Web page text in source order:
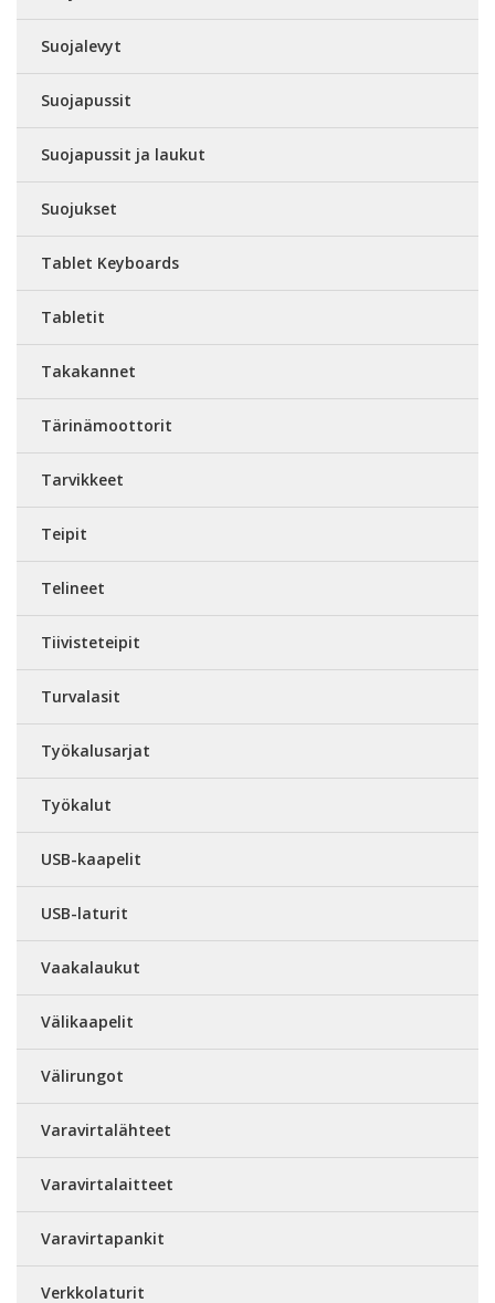
Suojalevyt
Suojapussit
Suojapussit ja laukut
Suojukset
Tablet Keyboards
Tabletit
Takakannet
Tärinämoottorit
Tarvikkeet
Teipit
Telineet
Tiivisteteipit
Turvalasit
Työkalusarjat
Työkalut
USB-kaapelit
USB-laturit
Vaakalaukut
Välikaapelit
Välirungot
Varavirtalähteet
Varavirtalaitteet
Varavirtapankit
Verkkolaturit